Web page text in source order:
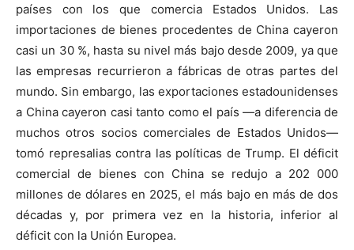
países con los que comercia Estados Unidos. Las
importaciones de bienes procedentes de China cayeron
casi un 30 %, hasta su nivel más bajo desde 2009, ya que
las empresas recurrieron a fábricas de otras partes del
mundo. Sin embargo, las exportaciones estadounidenses
a China cayeron casi tanto como el país —a diferencia de
muchos otros socios comerciales de Estados Unidos—
tomó represalias contra las políticas de Trump. El déficit
comercial de bienes con China se redujo a 202 000
millones de dólares en 2025, el más bajo en más de dos
décadas y, por primera vez en la historia, inferior al
déficit con la Unión Europea.